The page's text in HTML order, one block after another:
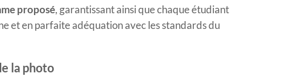
proposé, garantissant ainsi que chaque étudiant
et en parfaite adéquation avec les standards du
la photo